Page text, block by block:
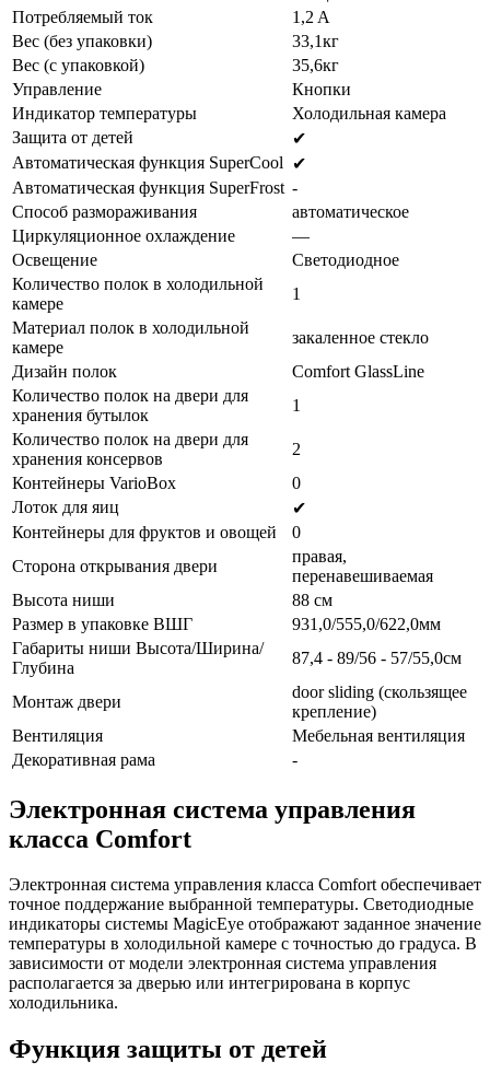
Потребляемый ток
1,2 A
Вес (без упаковки)
33,1кг
Вес (с упаковкой)
35,6кг
Управление
Кнопки
Индикатор температуры
Холодильная камера
Защита от детей
✔
Автоматическая функция SuperСool
✔
Автоматическая функция SuperFrost -
Способ размораживания
автоматическое
Циркуляционное охлаждение
—
Освещение
Светодиодное
Количество полок в холодильной
камере
1
Материал полок в холодильной
камере
закаленное стекло
Дизайн полок
Comfort GlassLine
Количество полок на двери для
хранения бутылок
1
Количество полок на двери для
хранения консервов
2
Контейнеры VarioBox
0
Лоток для яиц
✔
Контейнеры для фруктов и овощей
0
Сторона открывания двери
правая,
перенавешиваемая
Высота ниши
88 см
Размер в упаковке ВШГ
931,0/555,0/622,0мм
Габариты ниши Высота/Ширина/
Глубина
87,4 - 89/56 - 57/55,0см
Монтаж двери
door sliding (скользящее
крепление)
Вентиляция
Мебельная вентиляция
Декоративная рама
-
Электронная система управления
класса Comfort
Электронная система управления класса Comfort обеспечивает
точное поддержание выбранной температуры. Светодиодные
индикаторы системы MagicEye отображают заданное значение
температуры в холодильной камере с точностью до градуса. В
зависимости от модели электронная система управления
располагается за дверью или интегрирована в корпус
холодильника.
Функция защиты от детей